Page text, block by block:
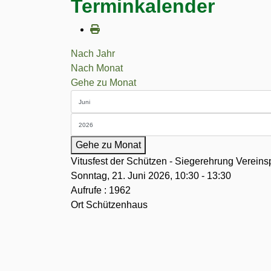
Terminkalender
Nach Jahr
Nach Monat
Gehe zu Monat
Gehe zu Monat
Vitusfest der Schützen - Siegerehrung
Sonntag, 21. Juni 2026, 10:30 - 13:30
Aufrufe : 1962
Ort Schützenhaus